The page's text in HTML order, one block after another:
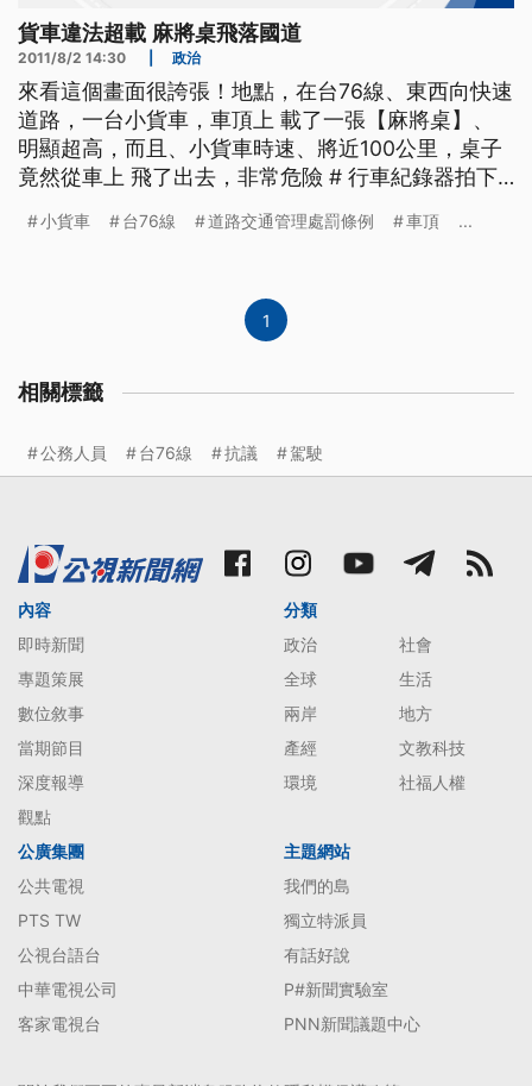
貨車違法超載 麻將桌飛落國道
2011/8/2 14:30 政治
來看這個畫面很誇張！地點，在台76線、東西向快速
道路，一台小貨車，車頂上 載了一張【麻將桌】、
明顯超高，而且、小貨車時速、將近100公里，桌子
竟然從車上 飛了出去，非常危險 # 行車紀錄器拍下
轎車 車子越開越快 時速逼近100公里 下一秒 車上的
小貨車 台76線 道路交通管理處罰條例 車頂 ...
1
相關標籤
公務人員 台76線 抗議 駕駛
內容
即時新聞
專題策展
數位敘事
當期節目
深度報導
觀點
分類
政治
社會
全球
生活
兩岸
地方
產經
文教科技
環境
社福人權
公廣集團
公共電視
PTS TW
公視台語台
中華電視公司
客家電視台
主題網站
我們的島
獨立特派員
有話好說
P#新聞實驗室
PNN新聞議題中心